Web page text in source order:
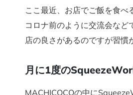
ここ最近、お店でご飯を食べ
コロナ前のように交流会な
店の良さがあるのですが習慣
月に1度の
MACHICOCOの中に